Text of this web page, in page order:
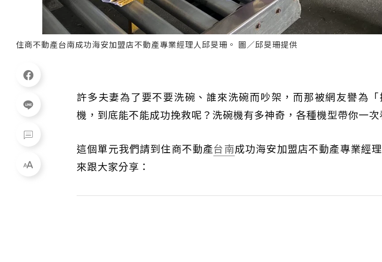
住商不動產台南成功海安加盟店不動產專業經理人邱旻珊。 圖／邱旻珊提供
許多夫妻為了要不要洗碗、誰來洗碗而吵架，而那被網友譽為
機，到底能不能成功挽救呢？洗碗機有多神奇，各種機型帶你一次
這個單元我們請到住商不動產台南成功海安加盟店不動產專業經
來跟大家分享：